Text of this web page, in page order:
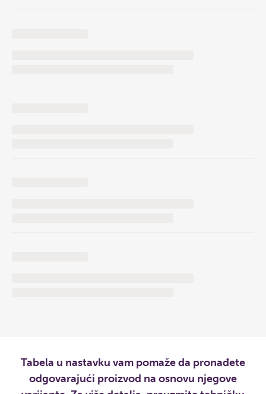
Tabela u nastavku vam pomaže da pronađete
odgovarajući proizvod na osnovu njegove